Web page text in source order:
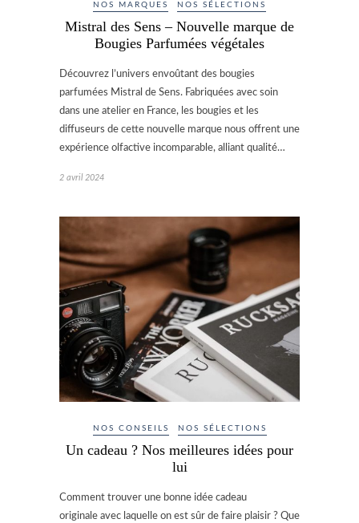
NOS MARQUES NOS SÉLECTIONS
Mistral des Sens – Nouvelle marque de
Bougies Parfumées végétales
Découvrez l’univers envoûtant des bougies
parfumées Mistral de Sens. Fabriquées avec soin
dans une atelier en France, les bougies et les
diffuseurs de cette nouvelle marque nous offrent une
expérience olfactive incomparable, alliant qualité…
2 avril 2024
NOS CONSEILS NOS SÉLECTIONS
Un cadeau ? Nos meilleures idées pour
lui
Comment trouver une bonne idée cadeau
originale avec laquelle on est sûr de faire plaisir ? Que